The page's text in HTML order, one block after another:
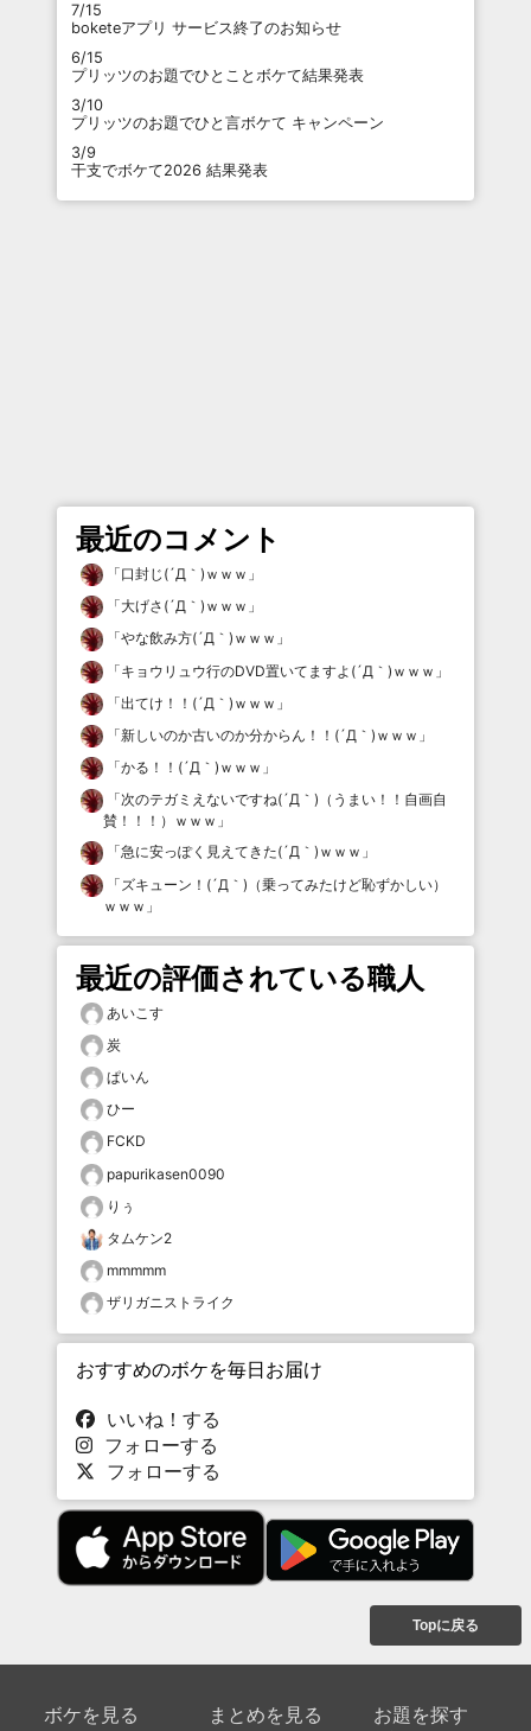
7/15
boketeアプリ サービス終了のお知らせ
6/15
プリッツのお題でひとことボケて結果発表
3/10
プリッツのお題でひと言ボケて キャンペーン
3/9
干支でボケて2026 結果発表
最近のコメント
「口封じ(´Д｀)ｗｗｗ 」
「大げさ(´Д｀)ｗｗｗ 」
「やな飲み方(´Д｀)ｗｗｗ 」
「キョウリュウ行のDVD置いてますよ(´Д｀)ｗｗｗ 」
「出てけ！！(´Д｀)ｗｗｗ 」
「新しいのか古いのか分からん！！(´Д｀)ｗｗｗ 」
「かる！！(´Д｀)ｗｗｗ 」
「次のテガミえないですね(´Д｀)（うまい！！自画自
賛！！！）ｗｗｗ 」
「急に安っぽく見えてきた(´Д｀)ｗｗｗ 」
「 ズキューン！(´Д｀)（乗ってみたけど恥ずかしい）
ｗｗｗ 」
最近の評価されている職人
あいこす
炭
ぱいん
ひー
FCKD
papurikasen0090
りぅ
タムケン2
mmmmm
ザリガニストライク
おすすめのボケを毎日お届け
いいね！する
フォローする
フォローする
Topに戻る
ボケを見る まとめを見る お題を探す